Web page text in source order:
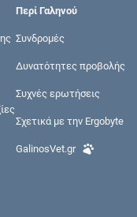
Περί Γαληνού
Συνδρομές
Δυνατότητες προβολής
Συχνές ερωτήσεις
Σχετικά με την Ergobyte
GalinosVet.gr